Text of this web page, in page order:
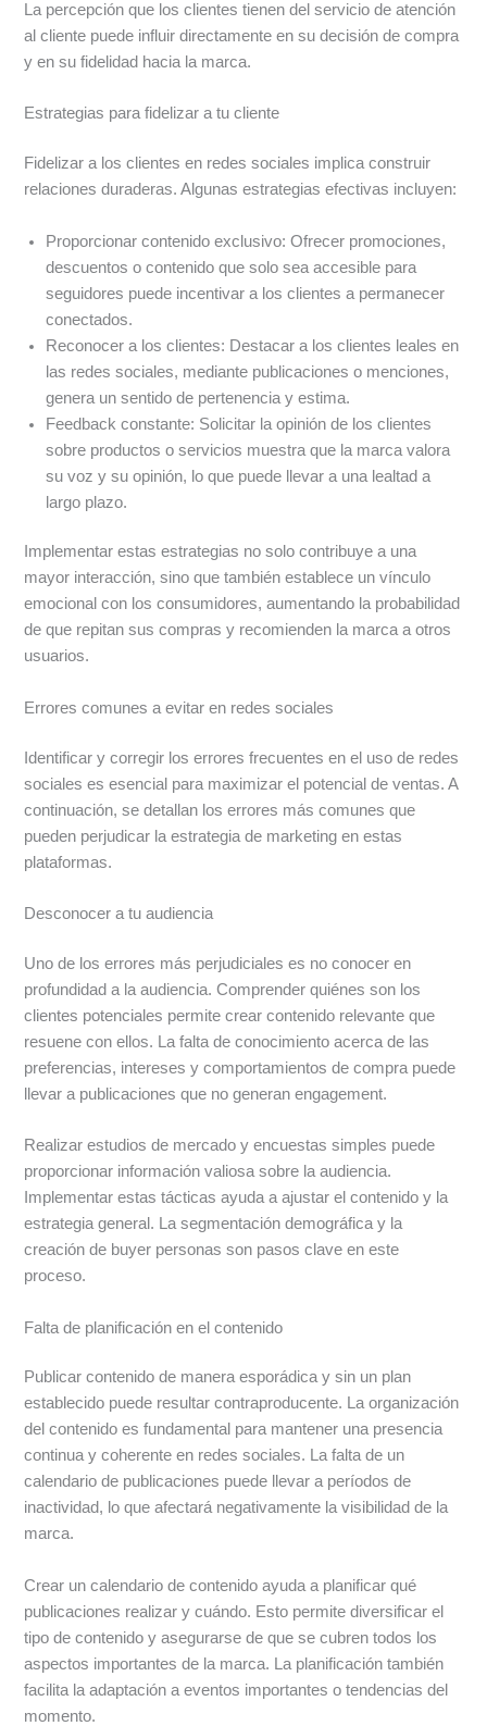
La percepción que los clientes tienen del servicio de atención
al cliente puede influir directamente en su decisión de compra
y en su fidelidad hacia la marca.
Estrategias para fidelizar a tu cliente
Fidelizar a los clientes en redes sociales implica construir
relaciones duraderas. Algunas estrategias efectivas incluyen:
Proporcionar contenido exclusivo: Ofrecer promociones,
descuentos o contenido que solo sea accesible para
seguidores puede incentivar a los clientes a permanecer
conectados.
Reconocer a los clientes: Destacar a los clientes leales en
las redes sociales, mediante publicaciones o menciones,
genera un sentido de pertenencia y estima.
Feedback constante: Solicitar la opinión de los clientes
sobre productos o servicios muestra que la marca valora
su voz y su opinión, lo que puede llevar a una lealtad a
largo plazo.
Implementar estas estrategias no solo contribuye a una
mayor interacción, sino que también establece un vínculo
emocional con los consumidores, aumentando la probabilidad
de que repitan sus compras y recomienden la marca a otros
usuarios.
Errores comunes a evitar en redes sociales
Identificar y corregir los errores frecuentes en el uso de redes
sociales es esencial para maximizar el potencial de ventas. A
continuación, se detallan los errores más comunes que
pueden perjudicar la estrategia de marketing en estas
plataformas.
Desconocer a tu audiencia
Uno de los errores más perjudiciales es no conocer en
profundidad a la audiencia. Comprender quiénes son los
clientes potenciales permite crear contenido relevante que
resuene con ellos. La falta de conocimiento acerca de las
preferencias, intereses y comportamientos de compra puede
llevar a publicaciones que no generan engagement.
Realizar estudios de mercado y encuestas simples puede
proporcionar información valiosa sobre la audiencia.
Implementar estas tácticas ayuda a ajustar el contenido y la
estrategia general. La segmentación demográfica y la
creación de buyer personas son pasos clave en este
proceso.
Falta de planificación en el contenido
Publicar contenido de manera esporádica y sin un plan
establecido puede resultar contraproducente. La organización
del contenido es fundamental para mantener una presencia
continua y coherente en redes sociales. La falta de un
calendario de publicaciones puede llevar a períodos de
inactividad, lo que afectará negativamente la visibilidad de la
marca.
Crear un calendario de contenido ayuda a planificar qué
publicaciones realizar y cuándo. Esto permite diversificar el
tipo de contenido y asegurarse de que se cubren todos los
aspectos importantes de la marca. La planificación también
facilita la adaptación a eventos importantes o tendencias del
momento.